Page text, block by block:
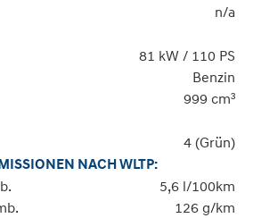
n/a
81 kW / 110 PS
Benzin
999 cm³
4 (Grün)
NACH WLTP:
5,6 l/100km
126 g/km